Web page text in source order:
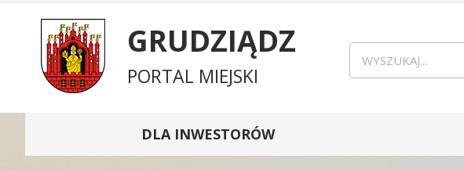
GRUDZIĄDZ
PORTAL MIEJSKI
DLA INWESTORÓW